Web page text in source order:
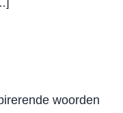
woorden